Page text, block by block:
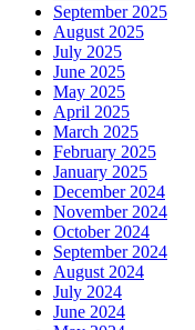
September 2025
August 2025
July 2025
June 2025
May 2025
April 2025
March 2025
February 2025
January 2025
December 2024
November 2024
October 2024
September 2024
August 2024
July 2024
June 2024